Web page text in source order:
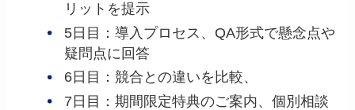
リットを提示
5日目：導入プロセス、QA形式で懸念点や
疑問点に回答
6日目：競合との違いを比較、
7日目：期間限定特典のご案内、個別相談